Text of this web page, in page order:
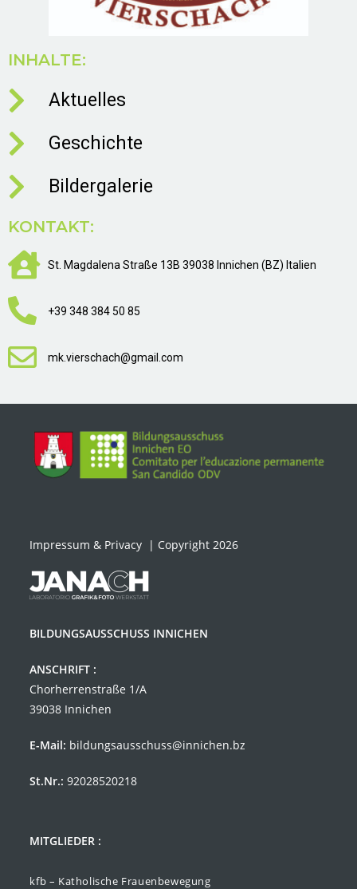
INHALTE:
Aktuelles
Geschichte
Bildergalerie
KONTAKT:
St. Magdalena Straße 13B 39038 Innichen (BZ) Italien
+39 348 384 50 85
mk.vierschach@gmail.com
Impressum & Privacy | Copyright 2026
BILDUNGSAUSSCHUSS INNICHEN
ANSCHRIFT :
Chorherrenstraße 1/A
39038 Innichen
E-Mail: bildungsausschuss@innichen.bz
St.Nr.: 92028520218
MITGLIEDER :
kfb – Katholische Frauenbewegung